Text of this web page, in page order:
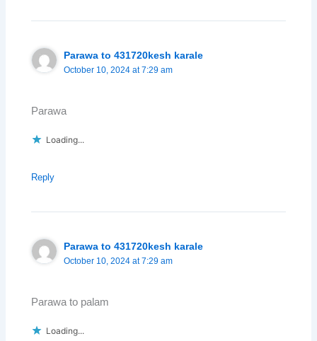
Parawa to 431720kesh karale
October 10, 2024 at 7:29 am
Parawa
Loading...
Reply
Parawa to 431720kesh karale
October 10, 2024 at 7:29 am
Parawa to palam
Loading...